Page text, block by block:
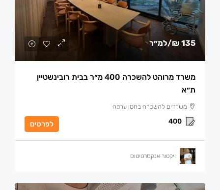
135 ₪ /למ״ר
משרד מרוהט להשכרה 400 מ״ר בבית רובינשטיין
ת״א
משרדים להשכרה בחסן ערפה
400 לפרטים
ויקטור אנקסרטיטוס